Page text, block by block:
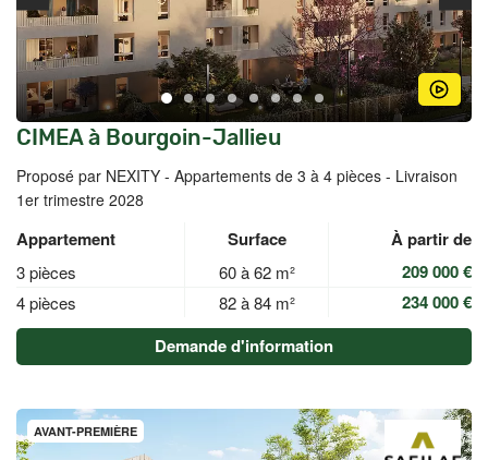
CIMEA à Bourgoin-Jallieu
Proposé par NEXITY - Appartements de 3 à 4 pièces - Livraison
1er trimestre 2028
Appartement Surface À partir de
3 pièces 60 à 62 m² 209 000 €
4 pièces 82 à 84 m²
234 000 €
Demande d'information
AVANT-PREMIÈRE